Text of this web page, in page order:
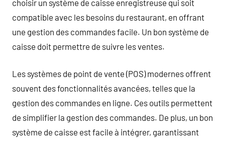
choisir un système de caisse enregistreuse qui soit
compatible avec les besoins du restaurant, en offrant
une gestion des commandes facile. Un bon système de
caisse doit permettre de suivre les ventes.
Les systèmes de point de vente (POS) modernes offrent
souvent des fonctionnalités avancées, telles que la
gestion des commandes en ligne. Ces outils permettent
de simplifier la gestion des commandes. De plus, un bon
système de caisse est facile à intégrer, garantissant